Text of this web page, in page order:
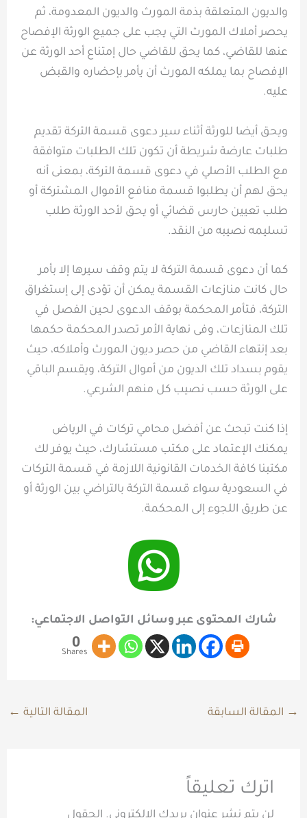
والديون المتعلقة بذمة المورث والديون المعدومة، ثم
يحصر أملاك المورث التي يجب على جميع الورثة الإفصاح
عنها للقاضي، كما يحق للقاضي حال إمتناع أحد الورثة عن
الإفصاح بما يملكه المورث أن يأمر بإحضاره والقبض
عليه.
ويحق أيضا للورثة أثناء سير دعوى قسمة التركة تقديم
طلبات عارضة شريطة أن تكون تلك الطلبات متوافقة
مع الطلب الأصلي في دعوى قسمة التركة، بمعنى أنه
يحق لهم أن يطلبوا قسمة منافع الأموال المشتركة أو
طلب تعيين حارس قضائي أو يحق لأحد الورثة طلب
تسليمه نصيبه من النقد.
كما أن دعوى قسمة التركة لا يتم وقف سيرها إلا بأمر
حال كانت منازعات القسمة يمكن أن تؤدى إلى إستغراق
التركة، فتأمر المحكمة بوقف الدعوى لحين الفصل في
تلك المنازعات، وفى نهاية الأمر تصدر المحكمة حكمها
بعد إنتهاء القاضي من حصر ديون المورث وأملاكه، حيث
يقوم بسداد تلك الديون من أموال التركة، ويقسم الباقي
على الورثة حسب نصيب كل منهم الشرعي.
إذا كنت تبحث عن أفضل محامي تركات في الرياض
يمكنك الإعتماد على مكتب مستشارك، حيث يوفر لك
مكتبنا كافة الخدمات القانونية اللازمة في قسمة التركات
في السعودية سواء قسمة التركة بالتراضي بين الورثة أو
عن طريق اللجوء إلى المحكمة.
شارك المحتوى عبر وسائل التواصل الاجتماعي:
0
Shares
→ المقالة السابقة المقالة التالية ←
اترك تعليقاً
لن يتم نشر عنوان بريدك الإلكتروني. الحقول